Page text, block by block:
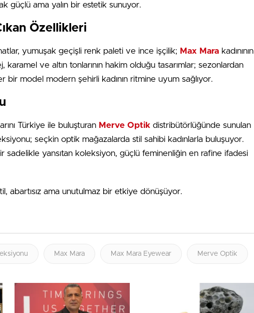
güçlü ama yalın bir estetik sunuyor.
Özellikleri
yumuşak geçişli renk paleti ve ince işçilik; Max Mara kadınının
ve altın tonlarının hakim olduğu tasarımlar; sezonlardan
bir model modern şehirli kadının ritmine uyum sağlıyor.
Türkiye ile buluşturan Merve Optik distribütörlüğünde sunulan
seçkin optik mağazalarda stil sahibi kadınlarla buluşuyor.
sadelikle yansıtan koleksiyon, güçlü feminenliğin en rafine ifadesi
abartısız ama unutulmaz bir etkiye dönüşüyor.
Max Mara Max Mara Eyewear Merve Optik